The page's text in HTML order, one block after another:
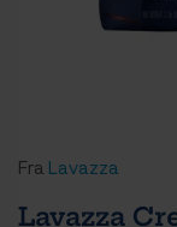
Fra Lavazza
Lavazza